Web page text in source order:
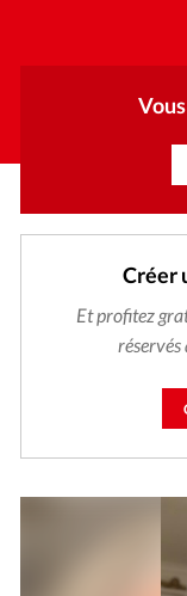
Vie
Créer
Et profitez
réservés